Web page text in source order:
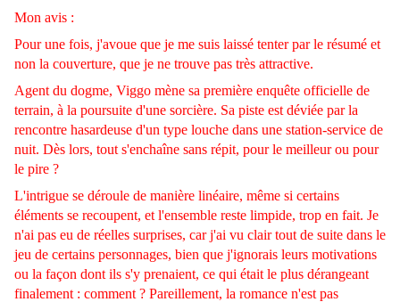
Mon avis :
Pour une fois, j'avoue que je me suis laissé tenter par le résumé et
non la couverture, que je ne trouve pas très attractive.
Agent du dogme, Viggo mène sa première enquête officielle de
terrain, à la poursuite d'une sorcière. Sa piste est déviée par la
rencontre hasardeuse d'un type louche dans une station-service de
nuit. Dès lors, tout s'enchaîne sans répit, pour le meilleur ou pour
le pire ?
L'intrigue se déroule de manière linéaire, même si certains
éléments se recoupent, et l'ensemble reste limpide, trop en fait. Je
n'ai pas eu de réelles surprises, car j'ai vu clair tout de suite dans le
jeu de certains personnages, bien que j'ignorais leurs motivations
ou la façon dont ils s'y prenaient, ce qui était le plus dérangeant
finalement : comment ? Pareillement, la romance n'est pas